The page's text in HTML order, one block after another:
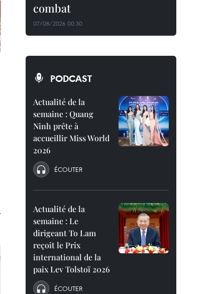
combat
07/08/2026 00:30
PODCAST
Actualité de la
semaine : Quang
Ninh prête à
accueillir Miss World
2026
ÉCOUTER
Actualité de la
semaine : Le
dirigeant To Lam
reçoit le Prix
international de la
paix Lev Tolstoï 2026
ÉCOUTER